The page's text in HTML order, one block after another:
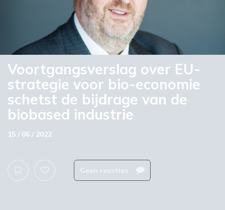
Voortgangsverslag over EU-
strategie voor bio-economie
schetst de bijdrage van de
biobased industrie
15 / 06 / 2022
Geen reacties